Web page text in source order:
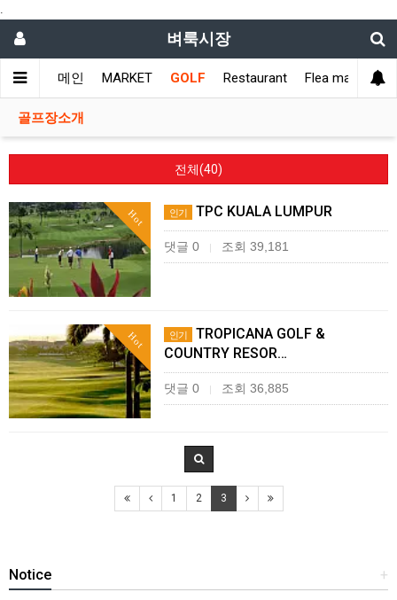
.
벼룩시장
메인 MARKET GOLF Restaurant Flea market
골프장소개
전체(40)
Hot 인기 TPC KUALA LUMPUR
댓글 0 | 조회 39,181
Hot 인기
TROPICANA GOLF &
COUNTRY RESOR…
댓글 0 | 조회 36,885
1 2 3
+
Notice